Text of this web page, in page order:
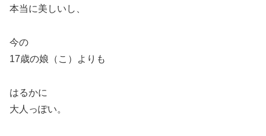
本当に美しいし、
今の
17歳の娘（こ）よりも
はるかに
大人っぽい。